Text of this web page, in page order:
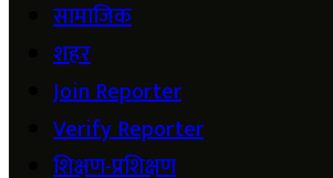
सामाजिक
शहर
Join Reporter
Verify Reporter
शिक्षण-प्रशिक्षण